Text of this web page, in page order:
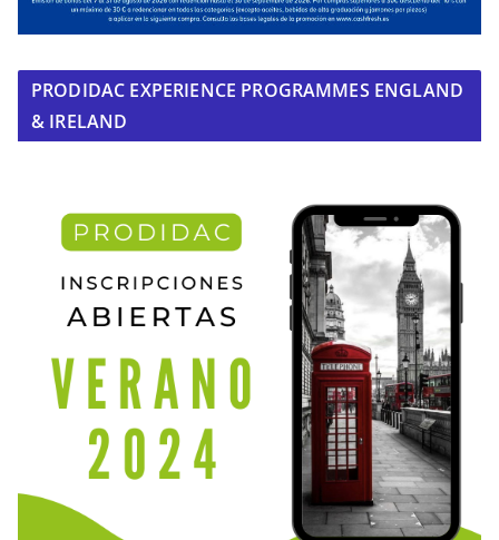
PRODIDAC EXPERIENCE PROGRAMMES ENGLAND
& IRELAND